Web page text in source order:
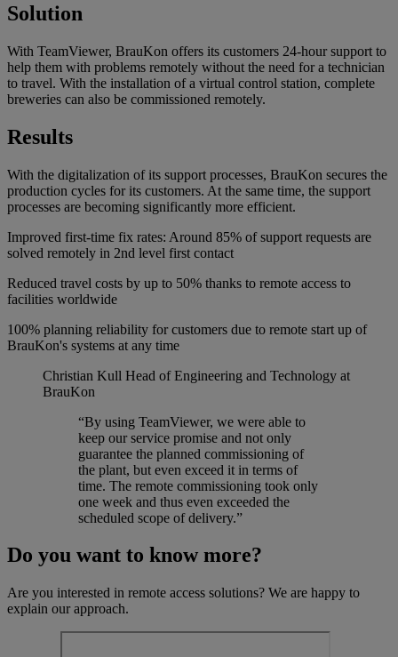
Solution
With TeamViewer, BrauKon offers its customers 24-hour support to
help them with problems remotely without the need for a technician
to travel. With the installation of a virtual control station, complete
breweries can also be commissioned remotely.
Results
With the digitalization of its support processes, BrauKon secures the
production cycles for its customers. At the same time, the support
processes are becoming significantly more efficient.
Improved first-time fix rates: Around 85% of support requests are
solved remotely in 2nd level first contact
Reduced travel costs by up to 50% thanks to remote access to
facilities worldwide
100% planning reliability for customers due to remote start up of
BrauKon's systems at any time
Christian Kull Head of Engineering and Technology at
BrauKon
“By using TeamViewer, we were able to
keep our service promise and not only
guarantee the planned commissioning of
the plant, but even exceed it in terms of
time. The remote commissioning took only
one week and thus even exceeded the
scheduled scope of delivery.”
Do you want to know more?
Are you interested in remote access solutions? We are happy to
explain our approach.